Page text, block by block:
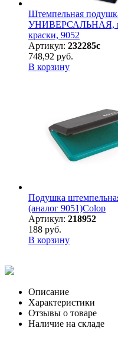
Штемпельная
УНИВЕРСАЛЬНАЯ,
краски, 9052
Артикул: 232285с
748,92 руб.
В корзину
Подушка
(аналог 9051)Colop
Артикул: 218952
188 руб.
В корзину
Описание
Характеристики
Отзывы о товаре
Наличие на складе